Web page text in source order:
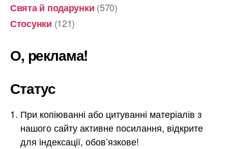
Свята й подарунки (570)
Стосунки (121)
О, реклама!
Статус
При копіюванні або цитуванні матеріалів з
нашого сайту активне посилання, відкрите
для індексації, обов’язкове!